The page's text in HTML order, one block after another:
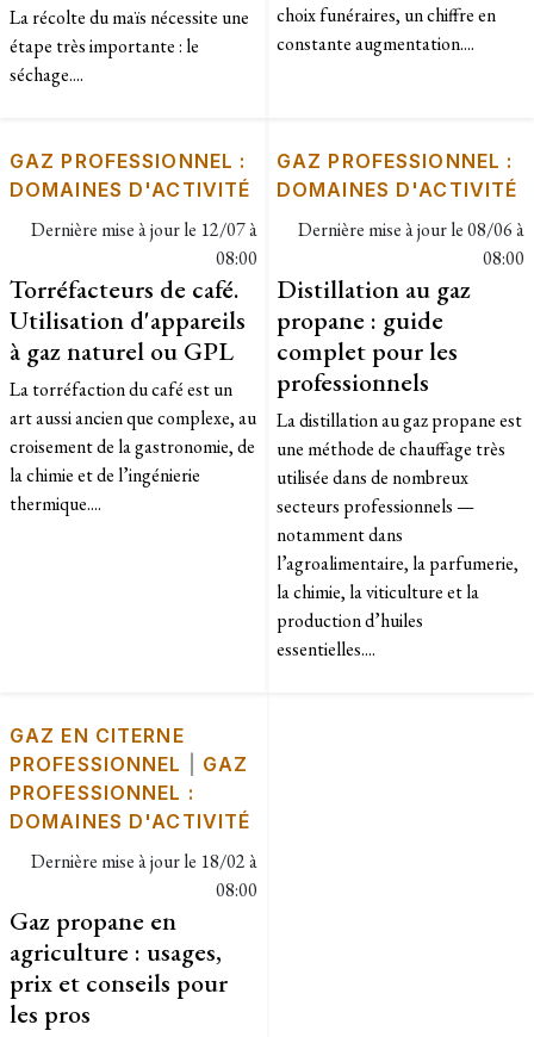
​La récolte du maïs nécessite une
étape très importante : le
séchage....
choix funéraires, un chiffre en
constante augmentation....
GAZ PROFESSIONNEL :
DOMAINES D'ACTIVITÉ
Dernière mise à jour le 12/07 à
08:00
Torréfacteurs de café.
Utilisation d'appareils
à gaz naturel ou GPL
La torréfaction du café est un
art aussi ancien que complexe, au
croisement de la gastronomie, de
la chimie et de l’ingénierie
thermique....
GAZ PROFESSIONNEL :
DOMAINES D'ACTIVITÉ
Dernière mise à jour le08/06 à
08:00
Distillation au gaz
propane : guide
complet pour les
professionnels
La distillation au gaz propane est
une méthode de chauffage très
utilisée dans de nombreux
secteurs professionnels —
notamment dans
l’agroalimentaire, la parfumerie,
la chimie, la viticulture et la
production d’huiles
essentielles....
GAZ EN CITERNE
PROFESSIONNEL
GAZ
PROFESSIONNEL :
DOMAINES D'ACTIVITÉ
Dernière mise à jour le 18/02 à
08:00
Gaz propane en
agriculture : usages,
prix et conseils pour
les pros